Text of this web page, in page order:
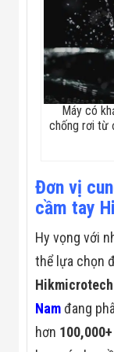
Máy có
chống rơi từ
Đơn vị
cầm tay
Hy vọng với
thể lựa chọn
Namđang
hơn 100,000+